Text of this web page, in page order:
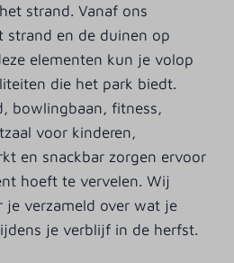
strand. Vanaf ons
strand en de duinen op
elementen kun je volop
die het park biedt.
bowlingbaan, fitness,
voor kinderen,
en snackbar zorgen ervoor
hoeft te vervelen. Wij
verzameld over wat je
je verblijf in de herfst.